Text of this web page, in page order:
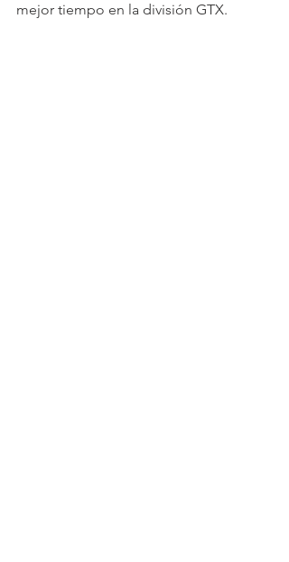
mejor tiempo en la división GTX.